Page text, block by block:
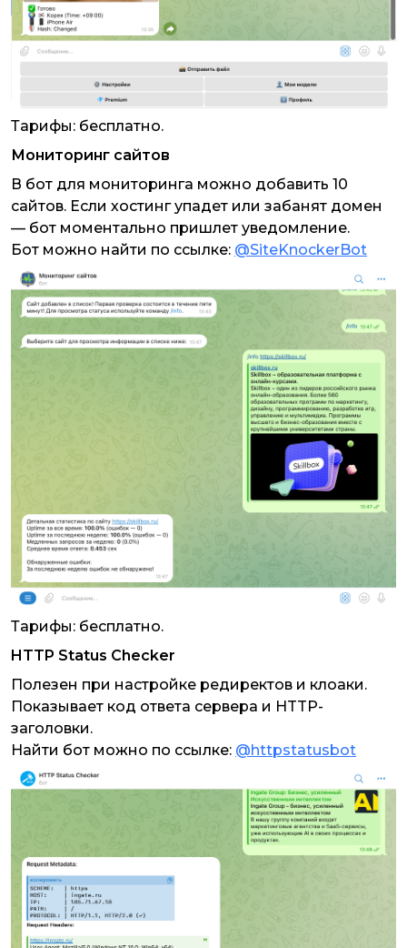
Тарифы: бесплатно.
Мониторинг сайтов
В бот для мониторинга можно добавить 10
сайтов. Если хостинг упадет или забанят домен
— бот моментально пришлет уведомление.
Бот можно найти по ссылке: @SiteKnockerBot
Тарифы: бесплатно.
HTTP Status Checker
Полезен при настройке редиректов и клоаки.
Показывает код ответа сервера и HTTP-
заголовки.
Найти бот можно по ссылке: @httpstatusbot